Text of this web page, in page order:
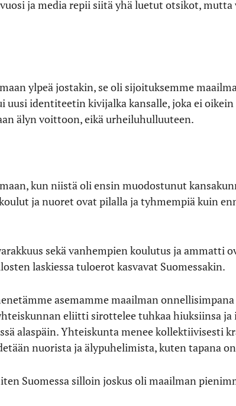
ja media repii siitä yhä luetut otsikot,
ylpeä jostakin, se oli sijoituksemme
uusi identiteetin kivijalka kansalle, joka ei
älyn voittoon, eikä urheiluhulluuteen.
kun niistä oli ensin muodostunut
ja nuoret ovat pilalla ja tyhmempiä kuin
sekä vanhempien koulutus ja ammatti
laskiessa tuloerot kasvavat Suomessakin.
asemamme maailman
eliitti sirottelee tuhkaa hiuksiinsa
alaspäin. Yhteiskunta menee kollektiivisesti
nuorista ja älypuhelimista, kuten tapana
Suomessa silloin joskus oli maailman